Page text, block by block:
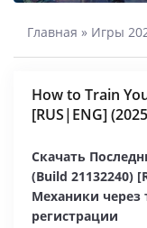
Главная » Игры
How to Train
[RUS|ENG]
Скачать
(Build 21132240)
Механики через
регистрации